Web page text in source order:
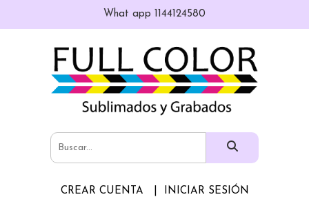
What app 1144124580
CREAR CUENTA INICIAR SESIÓN